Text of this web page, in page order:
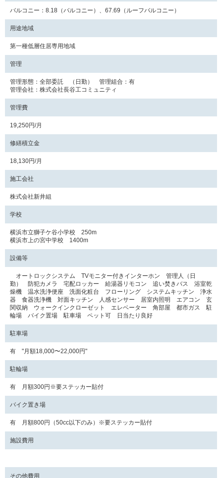
バルコニー：8.18（バルコニー）、67.69（ルーフバルコニー）
用途地域
第一種低層住居専用地域
管理
管理形態：全部委託 （日勤） 管理組合：有
管理会社：株式会社長谷工コミュニティ
管理費
19,250円/月
修繕積立金
18,130円/月
施工会社
株式会社新井組
学校
横浜市立獅子ケ谷小学校 250m
横浜市上の宮中学校 1400m
設備等
オートロックシステム TVモニター付きインターホン 管理人（日
勤） 防犯カメラ 宅配ロッカー 給湯器リモコン 追い焚きバス 浴室乾
燥機 温水洗浄便座 洗面化粧台 フローリング システムキッチン 浄水
器 食器洗浄機 対面キッチン 人感センサー 居室内照明 エアコン 玄
関収納 ウォークインクローゼット エレベーター 角部屋 都市ガス 駐
輪場 バイク置場 駐車場 ペット可 日当たり良好
駐車場
有 "月額18,000〜22,000円"
駐輪場
有 月額300円※要ステッカー貼付
バイク置き場
有 月額800円（50cc以下のみ）※要ステッカー貼付
施設費用
その他費用